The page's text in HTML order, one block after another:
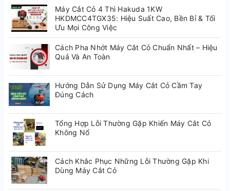
Máy Cắt Cỏ 4 Thì Hakuda 1KW
HKDMCC4TGX35: Hiệu Suất Cao, Bền Bỉ & Tối
Ưu Mọi Công Việc
Cách Pha Nhớt Máy Cắt Cỏ Chuẩn Nhất – Hiệu
Quả Và An Toàn
Hướng Dẫn Sử Dụng Máy Cắt Cỏ Cầm Tay
Đúng Cách
Tổng Hợp Lỗi Thường Gặp Khiến Máy Cắt Cỏ
Không Nổ
Cách Khắc Phục Những Lỗi Thường Gặp Khi
Dùng Máy Cắt Cỏ